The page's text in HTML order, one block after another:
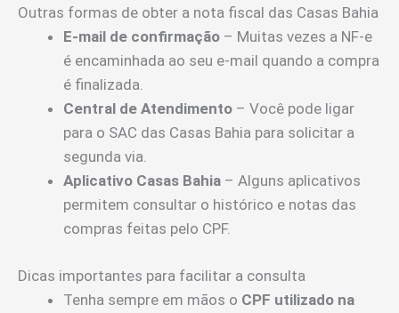
Outras formas de obter a nota fiscal das Casas Bahia
E-mail de confirmação – Muitas vezes a NF-e
é encaminhada ao seu e-mail quando a compra
é finalizada.
Central de Atendimento – Você pode ligar
para o SAC das Casas Bahia para solicitar a
segunda via.
Aplicativo Casas Bahia – Alguns aplicativos
permitem consultar o histórico e notas das
compras feitas pelo CPF.
Dicas importantes para facilitar a consulta
Tenha sempre em mãos o CPF utilizado na